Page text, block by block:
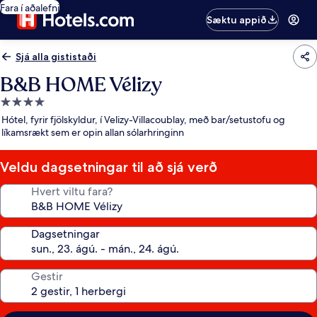
Fara í aðalefni
Sæktu appið
Sjá alla gististaði
B&B HOME Vélizy
4.0
stjörnu
gististaður
Hótel, fyrir fjölskyldur, í Velizy-Villacoublay, með bar/setustofu og
líkamsrækt sem er opin allan sólarhringinn
Veldu dagsetningar til að sjá verð
Hvert viltu fara?
Dagsetningar
Gestir